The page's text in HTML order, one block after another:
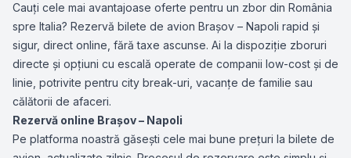
Cauți cele mai avantajoase oferte pentru un zbor din România
spre Italia? Rezervă bilete de avion Brașov – Napoli rapid și
sigur, direct online, fără taxe ascunse. Ai la dispoziție zboruri
directe și opțiuni cu escală operate de companii low-cost și de
linie, potrivite pentru city break-uri, vacanțe de familie sau
călătorii de afaceri.
Rezervă online Brașov – Napoli
Pe platforma noastră găsești cele mai bune prețuri la bilete de